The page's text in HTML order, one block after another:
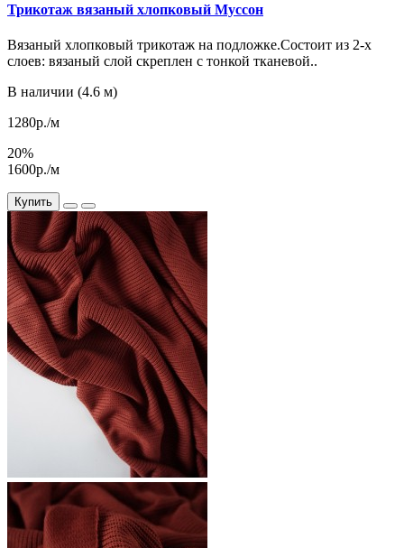
Трикотаж вязаный хлопковый Муссон
Вязаный хлопковый трикотаж на подложке.Состоит из 2-х
слоев: вязаный слой скреплен с тонкой тканевой..
В наличии (4.6 м)
1280р./м
20%
1600р./м
Купить